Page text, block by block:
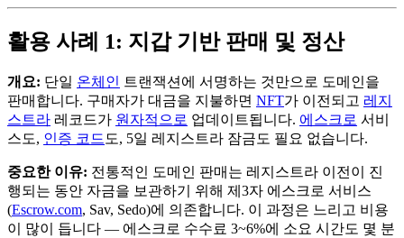
활용 사례 1: 지갑 기반 판매 및 정산
개요: 단일 온체인 트랜잭션에 서명하는 것만으로 도메인을
판매합니다. 구매자가 대금을 지불하면 NFT가 이전되고 레지
스트라 레코드가 원자적으로 업데이트됩니다. 에스크로 서비
스도, 인증 코드도, 5일 레지스트라 잠금도 필요 없습니다.
중요한 이유: 전통적인 도메인 판매는 레지스트라 이전이 진
행되는 동안 자금을 보관하기 위해 제3자 에스크로 서비스
(Escrow.com, Sav, Sedo)에 의존합니다. 이 과정은 느리고 비용
이 많이 듭니다 — 에스크로 수수료 3~6%에 소요 시간도 몇 분